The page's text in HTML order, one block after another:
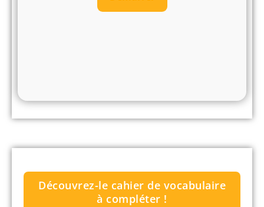
Découvrez-le cahier de vocabulaire
à compléter !